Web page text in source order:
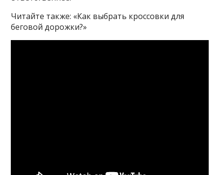
Читайте также: «Как выбрать кроссовки для
беговой дорожки?»